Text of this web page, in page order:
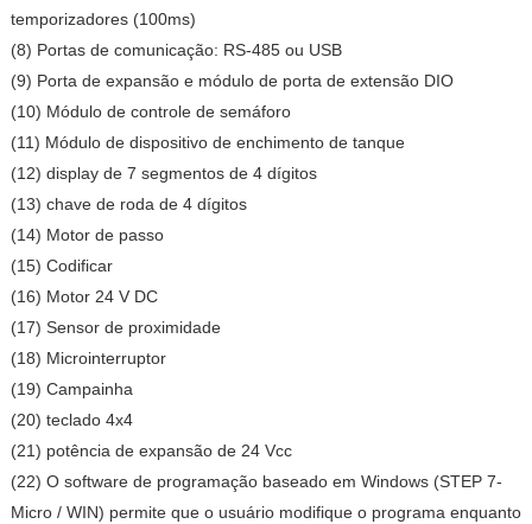
temporizadores (100ms)
(8) Portas de comunicação: RS-485 ou USB
(9) Porta de expansão e módulo de porta de extensão DIO
(10) Módulo de controle de semáforo
(11) Módulo de dispositivo de enchimento de tanque
(12) display de 7 segmentos de 4 dígitos
(13) chave de roda de 4 dígitos
(14) Motor de passo
(15) Codificar
(16) Motor 24 V DC
(17) Sensor de proximidade
(18) Microinterruptor
(19) Campainha
(20) teclado 4x4
(21) potência de expansão de 24 Vcc
(22) O software de programação baseado em Windows (STEP 7-
Micro / WIN) permite que o usuário modifique o programa enquanto